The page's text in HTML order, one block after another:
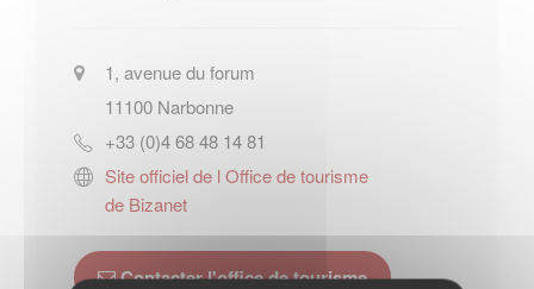
1, avenue du forum
11100 Narbonne
+33 (0)4 68 48 14 81
Site officiel de l Office de tourisme
de Bizanet
Contacter l'office de tourisme